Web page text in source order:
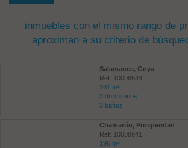
inmuebles con el mismo rango de
aproximan a su criterio de
Salamanca, Goya
Ref: 10008544
161 m²
3 dormitorios
3 baños
Chamartín, Prosperidad
Ref: 10008941
196 m²